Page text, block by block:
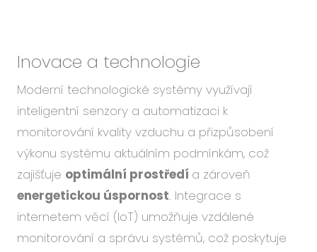
Inovace a technologie
Moderní technologické systémy využívají
inteligentní senzory a automatizaci k
monitorování kvality vzduchu a přizpůsobení
výkonu systému aktuálním podmínkám, což
zajišťuje optimální prostředí a zároveň
energetickou úspornost. Integrace s
internetem věcí (IoT) umožňuje vzdálené
monitorování a správu systémů, což poskytuje